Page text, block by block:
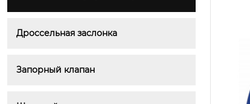
Дроссельная заслонка
Запорный клапан